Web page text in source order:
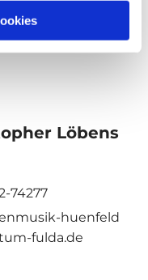
Löbens
74277
huenfeld
fulda.de